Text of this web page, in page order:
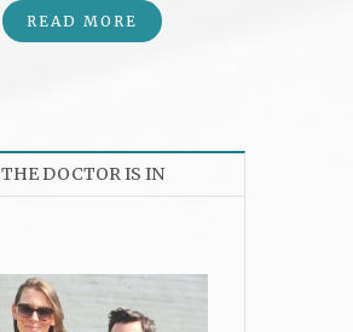
READ MORE
THE DOCTOR IS IN